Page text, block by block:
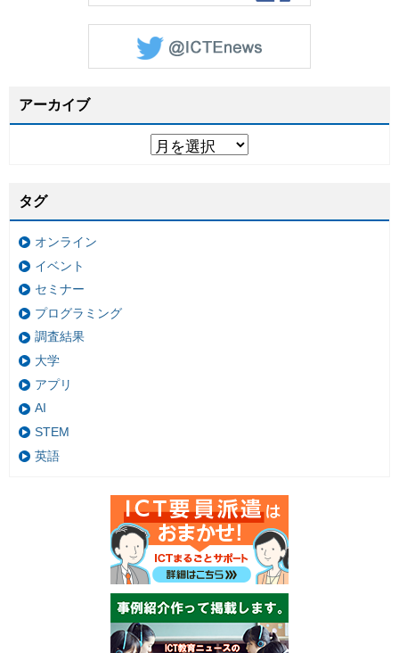
アーカイブ
タグ
オンライン
イベント
セミナー
プログラミング
調査結果
大学
アプリ
AI
STEM
英語